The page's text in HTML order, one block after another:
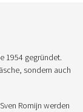
1954 gegründet.
sondern auch
Romijn werden